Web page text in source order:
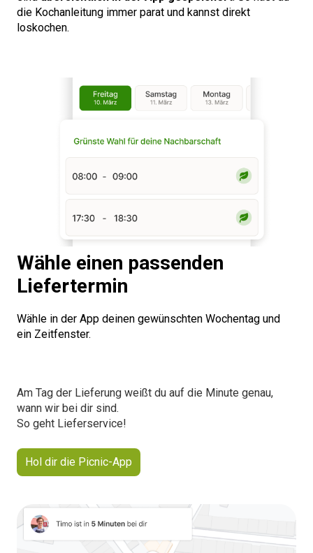
die Kochanleitung immer parat und kannst direkt
loskochen.
Wähle einen passenden
Liefertermin
Wähle in der App deinen gewünschten Wochentag und
ein Zeitfenster.
Am Tag der Lieferung weißt du auf die Minute genau,
wann wir bei dir sind.
So geht Lieferservice!
Hol dir die Picnic-App